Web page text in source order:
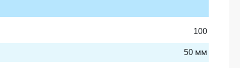
100
50 мм